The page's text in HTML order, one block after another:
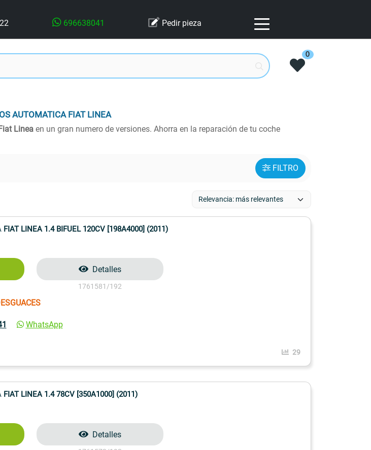
696638041 Pedir pieza
0
AUTOMATICAFIAT LINEA
Linea en un gran numero de versiones. Ahorra en la reparación de tu coche
FILTRO
FIAT LINEA 1.4 BIFUEL 120CV [198A4000] (2011)
Detalles
1761581/192
WhatsApp
29
FIAT LINEA 1.4 78CV [350A1000] (2011)
Detalles